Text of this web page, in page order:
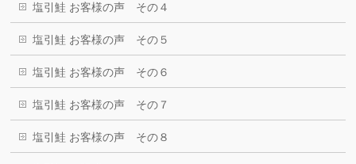
塩引鮭 お客様の声 その４
塩引鮭 お客様の声 その５
塩引鮭 お客様の声 その６
塩引鮭 お客様の声 その７
塩引鮭 お客様の声 その８